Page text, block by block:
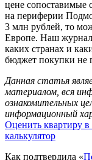
цене сопоставимые
на периферии
3 млн рублей, то
Европе. Наш журнал
каких странах и
бюджет покупки не
Данная статья
материалом, вся
ознакомительных
информационный
Оценить квартиру
калькулятор
Как подтвердила «